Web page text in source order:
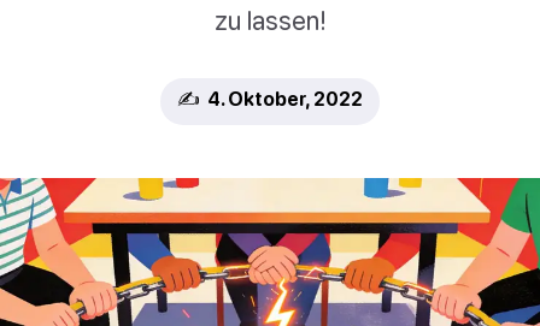
zu lassen!
✍️ 4. Oktober, 2022